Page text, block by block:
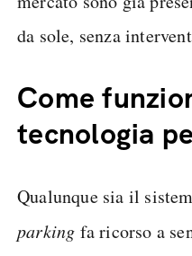
da sole, senza
Come
tecnologia
Qualunque sia il
parking fa ricorso a